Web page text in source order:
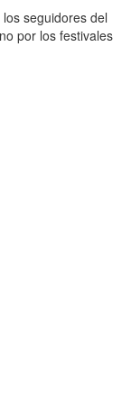
seguidores del
por los festivales